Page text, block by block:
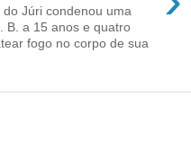
Júri condenou uma
B. a 15 anos e quatro
fogo no corpo de sua